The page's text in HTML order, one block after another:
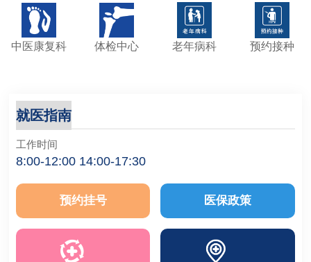
中医康复科 体检中心 老年病科 预约接种
就医指南
工作时间
8:00-12:00 14:00-17:30
预约挂号 医保政策